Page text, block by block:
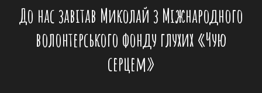
До нас завітав Миколай з Міжнародного
волонтерського фонду глухих «Чую
серцем»